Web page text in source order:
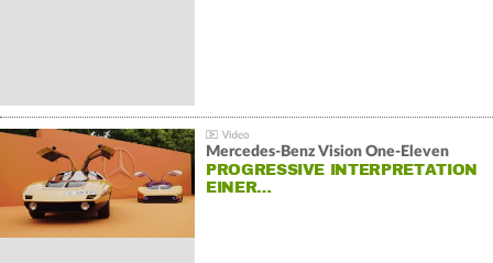
Mercedes-Benz Vision One-Eleven
PROGRESSIVE INTERPRETATION
EINER…